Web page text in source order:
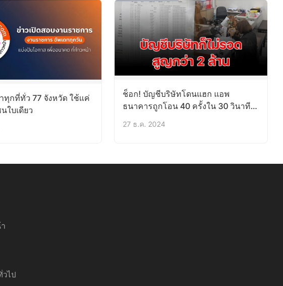
ทุกที่ทั่ว 77 จังหวัด ใช้แค่
ใบเดียว
ช็อก! บัญชีบริษัทโดนแฮก แอพ
ธนาคารถูกโอน 40 ครั้งใน 30 วินาที
27 ธ.ค. 2024
วไป